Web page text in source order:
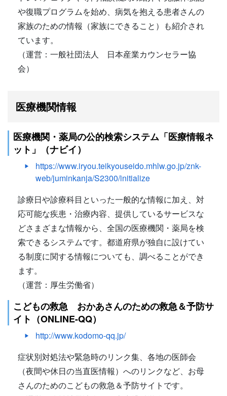
や復職プログラムを始め、病気を抱える患者さんの
家族のための情報（家族にできること）も紹介され
ています。
（運営：一般社団法人 日本産業カウンセラー協
会）
医療機関情報
医療機関・薬局の公的検索システム「医療情報ネ
ット」（ナビイ）
https://www.iryou.teikyouseido.mhlw.go.jp/znk-
web/juminkanja/S2300/initialize
診療日や診療科目といった一般的な情報に加え、対
応可能な疾患・治療内容、提供しているサービスな
どさまざまな情報から、全国の医療機関・薬局を検
索できるシステムです。都道府県が独自に設けてい
る制度に関する情報についても、調べることができ
ます。
（運営：厚生労働省）
こどもの救急 おかあさんのための救急＆予防サ
イト（ONLINE-QQ）
http://www.kodomo-qq.jp/
症状別対処法や緊急時のリンク集、各地の医師会
（夜間や休日の当直医情報）へのリンクなど、お母
さんのためのこどもの救急＆予防サイトです。